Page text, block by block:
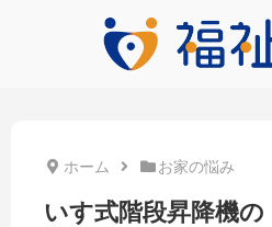
ホーム お家の悩み
いす式階段昇降機の